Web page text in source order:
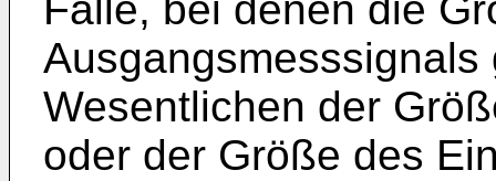
Ausgangsmesssignals
Wesentlichen der
oder der Größe des